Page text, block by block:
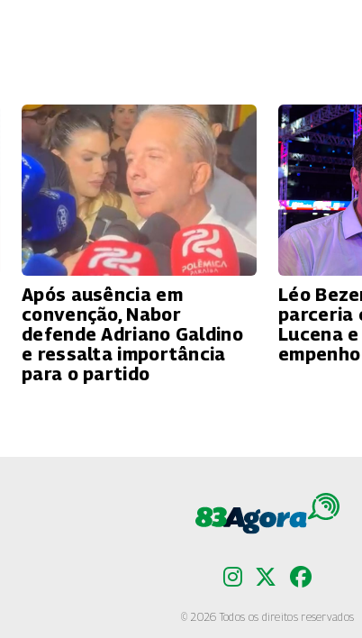
Após ausência em
convenção, Nabor
defende Adriano Galdino
e ressalta importância
para o partido
Léo
parceria
Lucena
© 2026 Todos os direitos reservados